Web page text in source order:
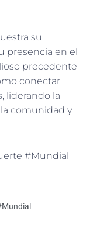
su
presencia en el
precedente
conectar
liderando la
comunidad y
#Mundial